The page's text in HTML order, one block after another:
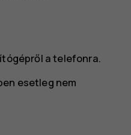
a telefonra.
esetleg nem